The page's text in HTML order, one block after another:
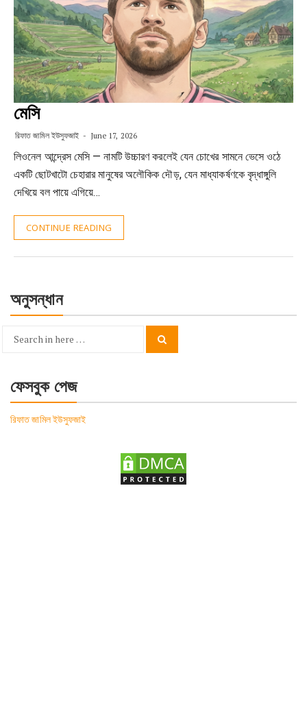
মেসি
রিফাত জামিল ইউসুফজাই June 17, 2026
লিওনেল আন্দ্রেস মেসি — নামটি উচ্চারণ করলেই যেন চোখের সামনে ভেসে ওঠে
একটি ছোটখাটো চেহারার মানুষের অলৌকিক দৌড়, যেন মাধ্যাকর্ষণকে বৃদ্ধাঙ্গুলি
দেখিয়ে বল পায়ে এগিয়ে…
CONTINUE READING
অনুসন্ধান
Search
ফেসবুক পেজ
রিফাত জামিল ইউসুফজাই